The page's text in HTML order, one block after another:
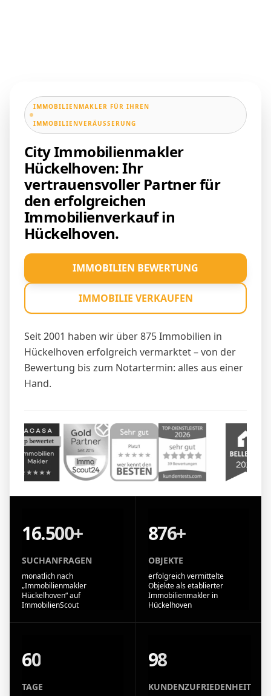
IMMOBILIENMAKLER FÜR IHREN
IMMOBILIENVERÄUSSERUNG
City Immobilienmakler
Hückelhoven: Ihr
vertrauensvoller Partner für
den erfolgreichen
Immobilienverkauf in
Hückelhoven.
Seit 2001 haben wir über 875 Immobilien in
Hückelhoven erfolgreich vermarktet – von der
Bewertung bis zum Notartermin: alles aus einer
Hand.
IMMOBILIEN BEWERTUNG
IMMOBILIE VERKAUFEN
16.500+
SUCHANFRAGEN
monatlich nach
„Immobilienmakler
Hückelhoven“ auf
ImmobilienScout
876+
OBJEKTE
erfolgreich vermittelte
Objekte als etablierter
Immobilienmakler in
Hückelhoven
60
TAGE
98
KUNDENZUFRIEDENHEIT